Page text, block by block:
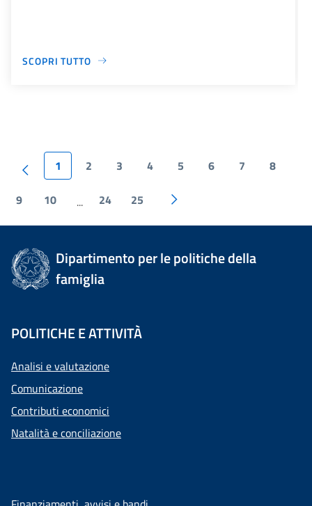
SCOPRI TUTTO
1 2 3 4 5 6 7 8
9 10 ... 24 25
Dipartimento per le politiche della
famiglia
POLITICHE E ATTIVITÀ
Analisi e valutazione
Comunicazione
Contributi economici
Natalità e conciliazione